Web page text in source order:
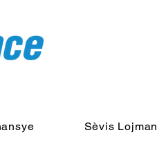
Sèvis Lojman